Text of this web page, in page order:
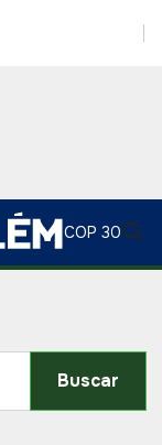
COP 30
Buscar